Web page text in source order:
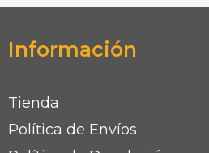
Información
Tienda
Política de Envíos